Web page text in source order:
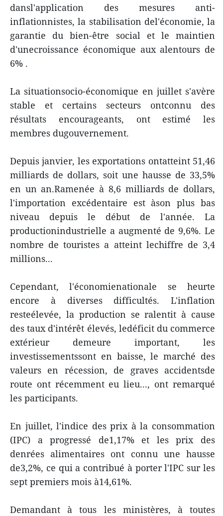
dansl'application des mesures anti-
inflationnistes, la stabilisation del'économie, la
garantie du bien-être social et le maintien
d'unecroissance économique aux alentours de
6% .
La situationsocio-économique en juillet s'avère
stable et certains secteurs ontconnu des
résultats encourageants, ont estimé les
membres dugouvernement.
Depuis janvier, les exportations ontatteint 51,46
milliards de dollars, soit une hausse de 33,5%
en un an.Ramenée à 8,6 milliards de dollars,
l'importation excédentaire est àson plus bas
niveau depuis le début de l'année. La
productionindustrielle a augmenté de 9,6%. Le
nombre de touristes a atteint lechiffre de 3,4
millions...
Cependant, l'économienationale se heurte
encore à diverses difficultés. L'inflation
resteélevée, la production se ralentit à cause
des taux d'intérêt élevés, ledéficit du commerce
extérieur demeure important, les
investissementssont en baisse, le marché des
valeurs en récession, de graves accidentsde
route ont récemment eu lieu..., ont remarqué
les participants.
En juillet, l'indice des prix à la consommation
(IPC) a progressé de1,17% et les prix des
denrées alimentaires ont connu une hausse
de3,2%, ce qui a contribué à porter l'IPC sur les
sept premiers mois à14,61%.
Demandant à tous les ministères, à toutes